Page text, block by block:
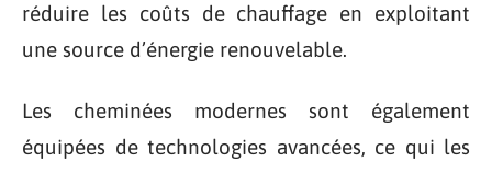
réduire les coûts de chauffage en exploitant
une source d’énergie renouvelable.
Les cheminées modernes sont également
équipées de technologies avancées, ce qui les